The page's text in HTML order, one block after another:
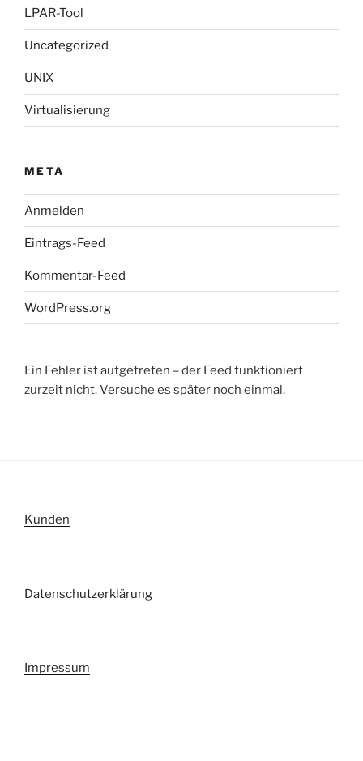
LPAR-Tool
Uncategorized
UNIX
Virtualisierung
META
Anmelden
Eintrags-Feed
Kommentar-Feed
WordPress.org
Ein Fehler ist aufgetreten – der Feed funktioniert
zurzeit nicht. Versuche es später noch einmal.
Kunden
Datenschutzerklärung
Impressum